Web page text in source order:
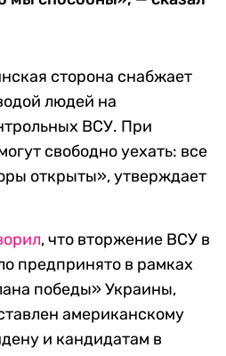
сторона снабжает
людей на
ВСУ. При
свободно уехать: все
открыты», утверждает
, что вторжение ВСУ в
предпринято в рамках
победы» Украины,
американскому
и кандидатам в